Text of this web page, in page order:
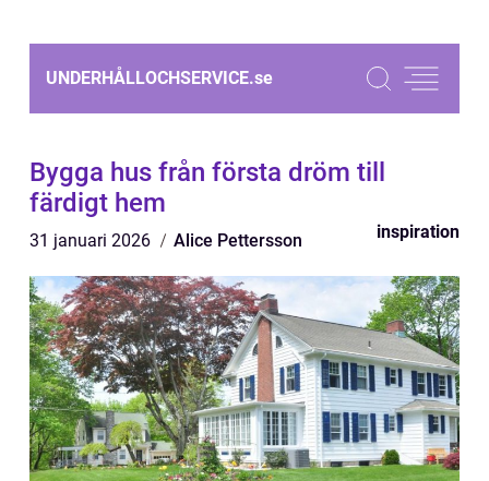
UNDERHÅLLOCHSERVICE.se
Bygga hus från första dröm till
färdigt hem
31 januari 2026 Alice Pettersson inspiration